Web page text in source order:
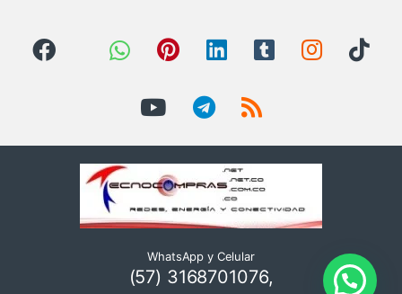
WhatsApp y Celular
(57) 3168701076,